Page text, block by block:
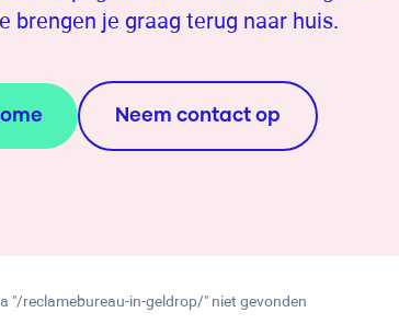
brengen je graag terug naar huis.
Neem contact op
"/reclamebureau-in-geldrop/" niet gevonden